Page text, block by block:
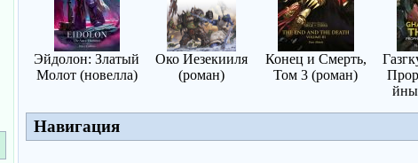
Эйдолон: Златый
Молот (новелла)
Око Иезекииля
(роман)
Конец и Смерть,
Том 3 (роман)
Навигация